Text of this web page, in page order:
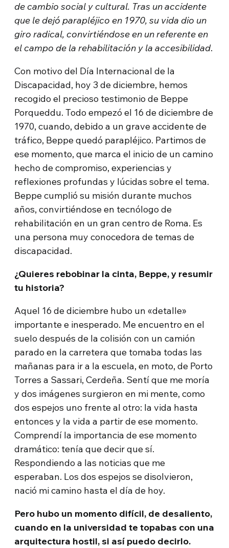
de cambio social y cultural. Tras un accidente
que le dejó parapléjico en 1970, su vida dio un
giro radical, convirtiéndose en un referente en
el campo de la rehabilitación y la accesibilidad.
Con motivo del Día Internacional de la
Discapacidad, hoy 3 de diciembre, hemos
recogido el precioso testimonio de Beppe
Porqueddu. Todo empezó el 16 de diciembre de
1970, cuando, debido a un grave accidente de
tráfico, Beppe quedó parapléjico. Partimos de
ese momento, que marca el inicio de un camino
hecho de compromiso, experiencias y
reflexiones profundas y lúcidas sobre el tema.
Beppe cumplió su misión durante muchos
años, convirtiéndose en tecnólogo de
rehabilitación en un gran centro de Roma. Es
una persona muy conocedora de temas de
discapacidad.
¿Quieres rebobinar la cinta, Beppe, y resumir
tu historia?
Aquel 16 de diciembre hubo un «detalle»
importante e inesperado. Me encuentro en el
suelo después de la colisión con un camión
parado en la carretera que tomaba todas las
mañanas para ir a la escuela, en moto, de Porto
Torres a Sassari, Cerdeña. Sentí que me moría
y dos imágenes surgieron en mi mente, como
dos espejos uno frente al otro: la vida hasta
entonces y la vida a partir de ese momento.
Comprendí la importancia de ese momento
dramático: tenía que decir que sí.
Respondiendo a las noticias que me
esperaban. Los dos espejos se disolvieron,
nació mi camino hasta el día de hoy.
Pero hubo un momento difícil, de desaliento,
cuando en la universidad te topabas con una
arquitectura hostil, si así puedo decirlo.